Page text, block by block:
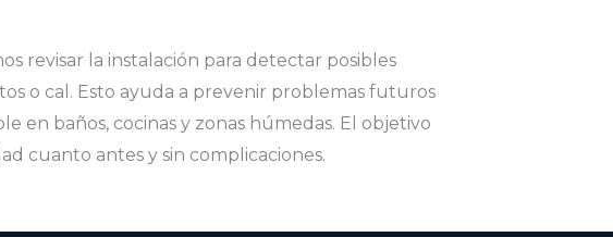
revisar la instalación para detectar posibles
o cal. Esto ayuda a prevenir problemas futuros
en baños, cocinas y zonas húmedas. El objetivo
cuanto antes y sin complicaciones.